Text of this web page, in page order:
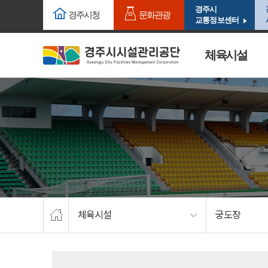
주요메뉴로 건너뛰기
경주시청 문화관광
경주시
교통정보센터
체육시설
체육시설 궁도장